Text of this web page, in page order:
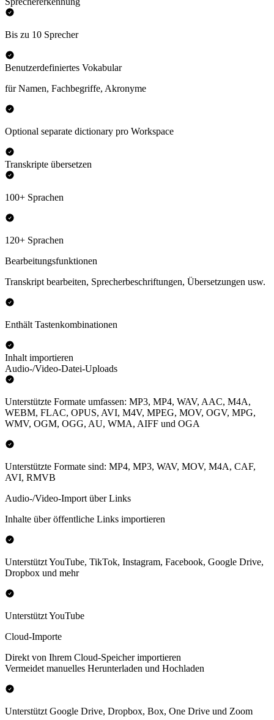
Bis zu 10 Sprecher
Benutzerdefiniertes Vokabular
für Namen, Fachbegriffe, Akronyme
Optional separate dictionary pro Workspace
Transkripte übersetzen
100+ Sprachen
120+ Sprachen
Bearbeitungsfunktionen
Transkript bearbeiten, Sprecherbeschriftungen, Übersetzungen usw.
Enthält Tastenkombinationen
Inhalt importieren
Audio-/Video-Datei-Uploads
Unterstützte Formate umfassen: MP3, MP4, WAV, AAC, M4A,
WEBM, FLAC, OPUS, AVI, M4V, MPEG, MOV, OGV, MPG,
WMV, OGM, OGG, AU, WMA, AIFF und OGA
Unterstützte Formate sind: MP4, MP3, WAV, MOV, M4A, CAF,
AVI, RMVB
Audio-/Video-Import über Links
Inhalte über öffentliche Links importieren
Unterstützt YouTube, TikTok, Instagram, Facebook, Google Drive,
Dropbox und mehr
Unterstützt YouTube
Cloud-Importe
Direkt von Ihrem Cloud-Speicher importieren
Vermeidet manuelles Herunterladen und Hochladen
Unterstützt Google Drive, Dropbox, Box, One Drive und Zoom